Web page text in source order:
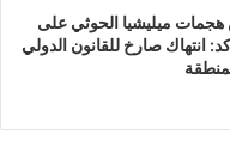
هجمات ميليشيا الحوثي على
انتهاك صارخ للقانون الدولي